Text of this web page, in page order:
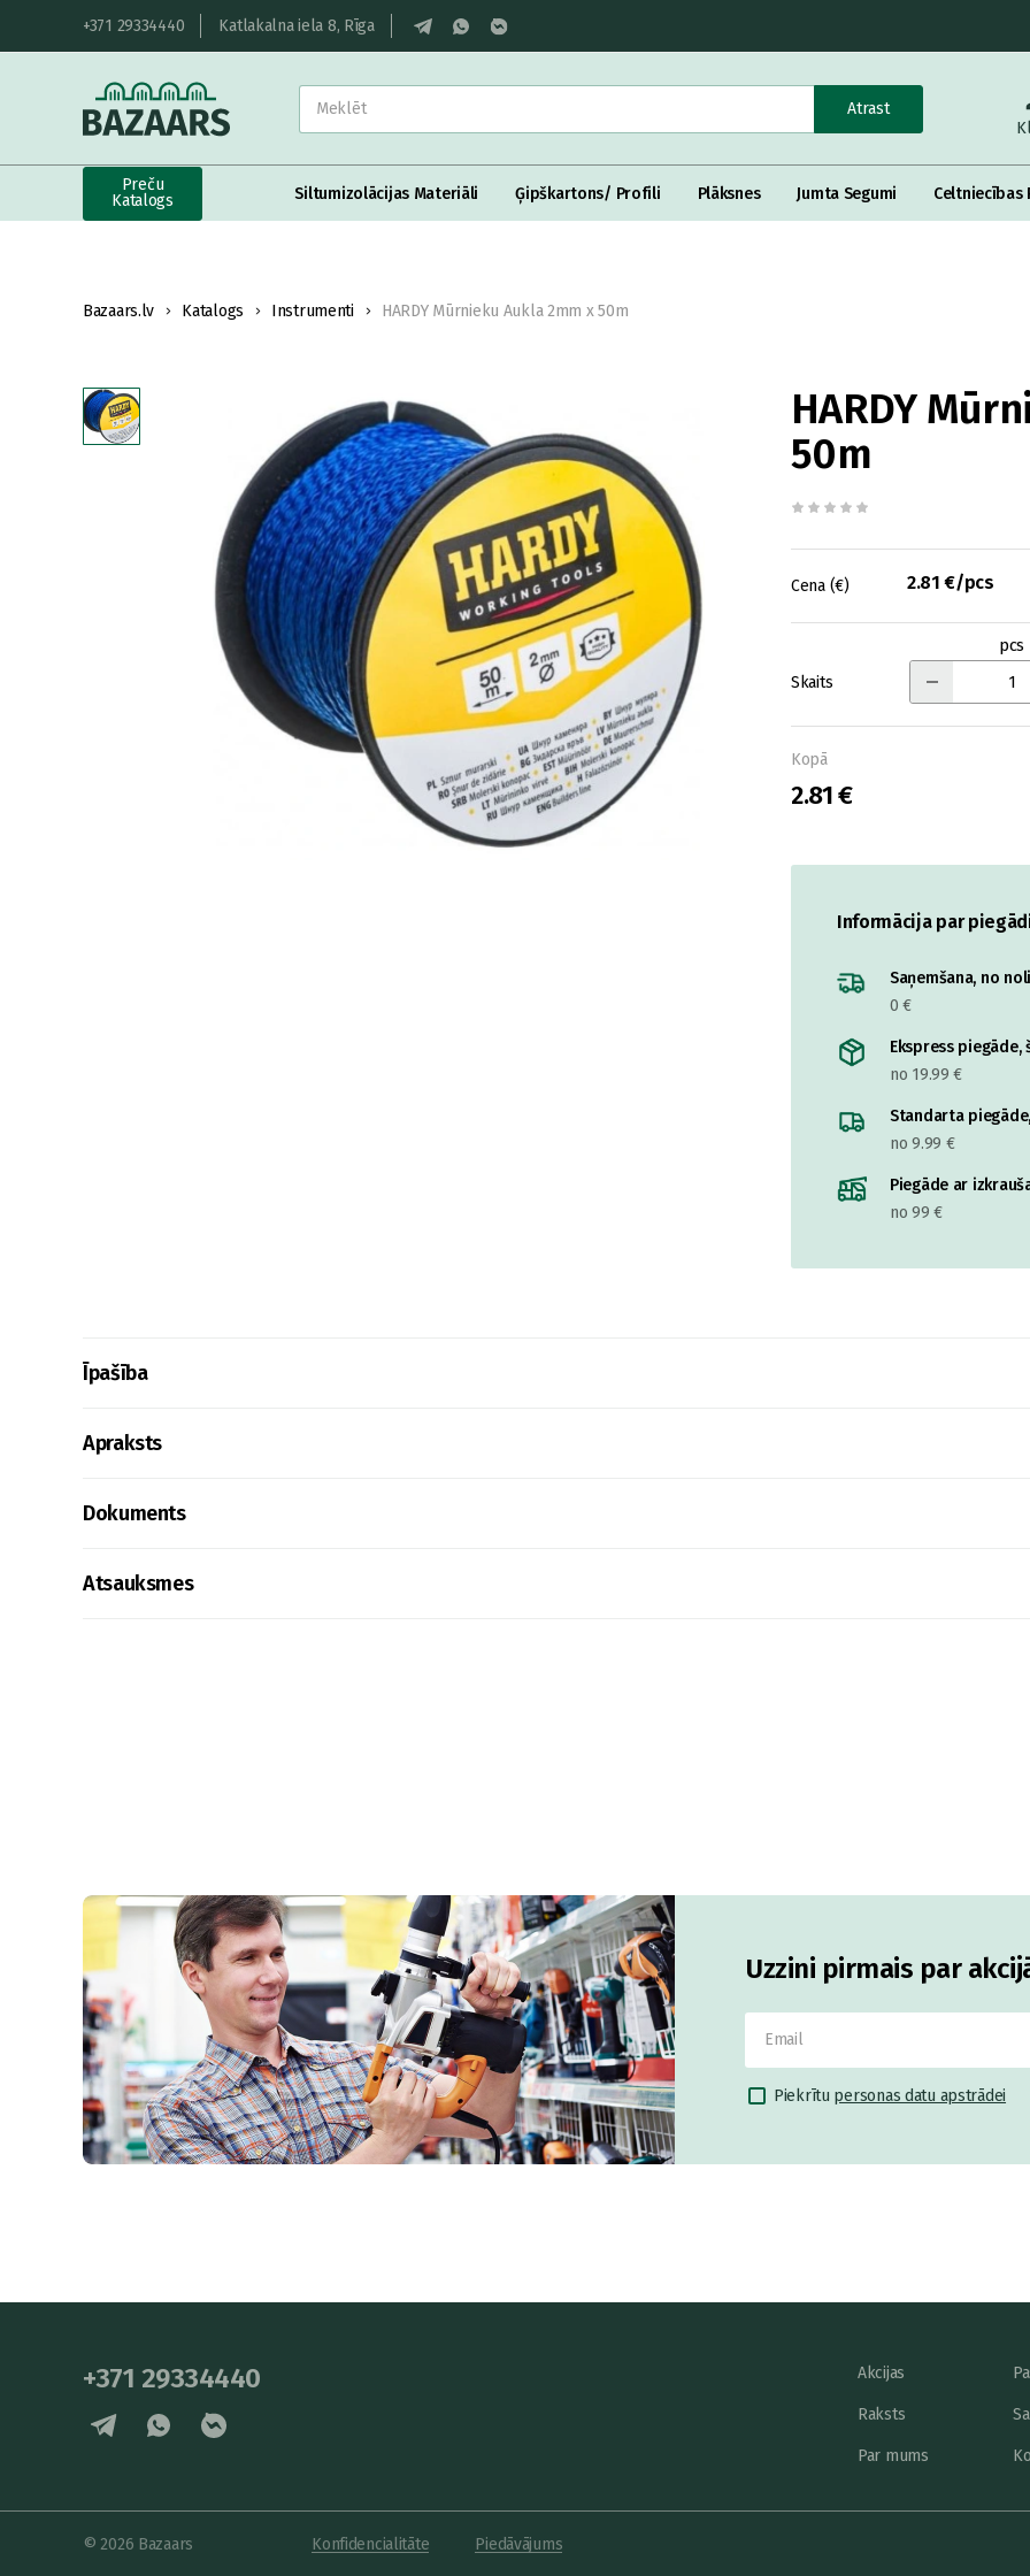
+371 29334440 Katlakalna iela 8, Rīga
Atrast
Preču
Katalogs
Siltumizolācijas Materiāli Ģipškartons/ Profili Plāksnes Jumta Segumi Celtniecības
Bazaars.lv Katalogs Instrumenti HARDY Mūrnieku Aukla 2mm x 50m
HARDY
50m
Cena (€) 2.81 €/pcs
Skaits
pcs
Kopā
2.81 €
Informācija par
Saņemšana, no
0 €
Ekspress
no 19.99 €
Standarta
no 9.99 €
Piegāde ar
no 99 €
Īpašība
Apraksts
Dokuments
Atsauksmes
Uzzini pirmais par
Piekrītu personas datu apstrādei
+371 29334440 Akcijas
Raksts
Par mums
© 2026 Bazaars Konfidencialitāte Piedāvājums